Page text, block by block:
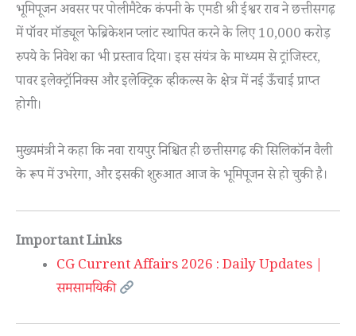
भूमिपूजन अवसर पर पोलीमैटेक कंपनी के एमडी श्री ईश्वर राव ने छत्तीसगढ़
में पॉवर मॉड्यूल फेब्रिकेशन प्लांट स्थापित करने के लिए 10,000 करोड़
रुपये के निवेश का भी प्रस्ताव दिया। इस संयंत्र के माध्यम से ट्रांजिस्टर,
पावर इलेक्ट्रॉनिक्स और इलेक्ट्रिक व्हीकल्स के क्षेत्र में नई ऊँचाई प्राप्त
होगी।
मुख्यमंत्री ने कहा कि नवा रायपुर निश्चित ही छत्तीसगढ़ की सिलिकॉन वैली
के रूप में उभरेगा, और इसकी शुरुआत आज के भूमिपूजन से हो चुकी है।
Important Links
CG Current Affairs 2026 : Daily Updates |
समसामयिकी